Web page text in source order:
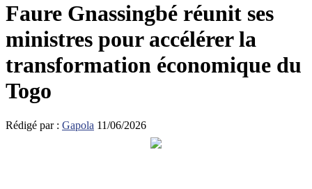
Faure Gnassingbé réunit ses
ministres pour accélérer la
transformation économique du
Togo
Rédigé par : Gapola 11/06/2026